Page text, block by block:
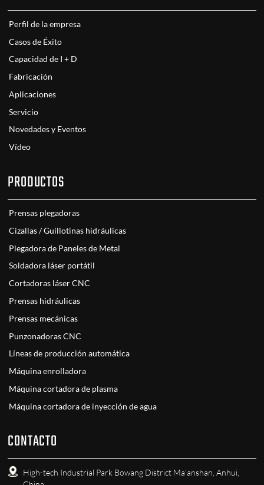
Perfil de la empresa
Casos de Éxito
Capacidad de I + D
Fabricación
Aplicaciones
Servicio
Novedades y Eventos
Vídeo
PRODUCTOS
Prensas plegadoras
Cizallas / Guillotinas hidráulicas
Plegadora de Paneles de Metal
Soldadora láser portátil
Cortadoras láser CNC
Prensas hidráulicas
Prensas mecánicas
Punzonadoras CNC
Líneas de producción automática
Máquina enrolladora
Máquina cortadora de plasma
Máquina cortadora de inyección de agua
CONTACTO
High-tech Industrial Park Bowang District Ma'anshan, Anhui,